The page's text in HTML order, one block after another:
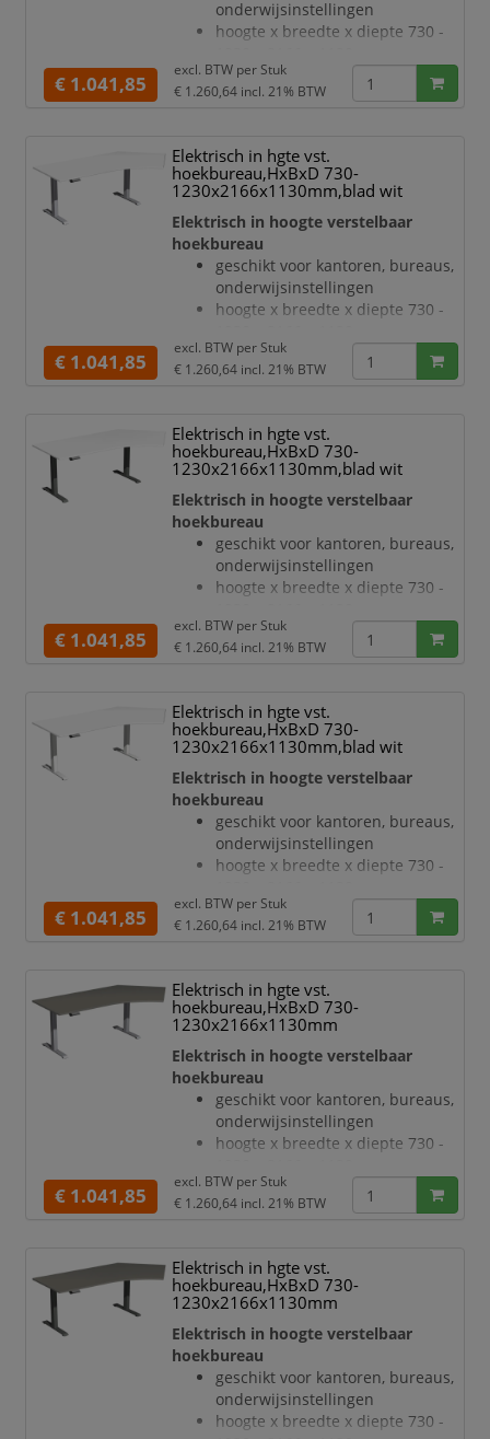
in antraciet
hoogteverstelling via 2
elektromotoren
Botsingbescherming
he
onderwijsinstellingen
hoogte x breedte x diepte 730 -
blad van hout met
onderhoudsvriendelijke
bladdikte 25 mm
draagvermogen 120 kg
verdieping rechts, hoek 135 °
geluidsniveau van 42 dB
T-voetonderstel van staal met
slag- en krasvaste poedercoating
in wit
hoogteverstelling via 2
elektromotoren
Botsingbescherming
hefsnelh
€ 1.041,85
excl. BTW per Stuk
€ 1.260,64 incl. 21% BTW
Elektrisch in hgte vst.
hoekbureau,HxBxD 730-
1230x2166x1130mm,blad wit
Elektrisch in hoogte verstelbaar
hoekbureau
geschikt voor kantoren, bureaus,
onderwijsinstellingen
hoogte x breedte x diepte 730 -
blad van hout met
onderhoudsvriendelijke
bladdikte 25 mm
draagvermogen 120 kg
verdieping rechts, hoek 135 °
geluidsniveau van 42 dB
T-voetonderstel van staal met
slag- en krasvaste poedercoating
in zilverkleurig
hoogteverstelling via 2
elektromotoren
Botsingbescherming
hefsn
€ 1.041,85
excl. BTW per Stuk
€ 1.260,64 incl. 21% BTW
Elektrisch in hgte vst.
hoekbureau,HxBxD 730-
1230x2166x1130mm,blad wit
Elektrisch in hoogte verstelbaar
hoekbureau
geschikt voor kantoren, bureaus,
onderwijsinstellingen
hoogte x breedte x diepte 730 -
blad van hout met
onderhoudsvriendelijke
bladdikte 25 mm
draagvermogen 120 kg
verdieping rechts, hoek 135 °
geluidsniveau van 42 dB
T-voetonderstel van staal met
slag- en krasvaste poedercoating
in antraciet
hoogteverstelling via 2
elektromotoren
hefsnelheid 30 mm/s
rand ABS
€ 1.041,85
excl. BTW per Stuk
€ 1.260,64 incl. 21% BTW
Elektrisch in hgte vst.
hoekbureau,HxBxD 730-
1230x2166x1130mm,blad wit
Elektrisch in hoogte verstelbaar
hoekbureau
geschikt voor kantoren, bureaus,
onderwijsinstellingen
hoogte x breedte x diepte 730 -
blad van hout met
onderhoudsvriendelijke
bladdikte 25 mm
draagvermogen 120 kg
geluidsniveau van 42 dB
T-voetonderstel van staal met
slag- en krasvaste poedercoating
in wit
hoogteverstelling via 2
elektromotoren
Botsingbescherming
hefsnelheid 30
€ 1.041,85
excl. BTW per Stuk
€ 1.260,64 incl. 21% BTW
Elektrisch in hgte vst.
hoekbureau,HxBxD 730-
1230x2166x1130mm
Elektrisch in hoogte verstelbaar
hoekbureau
geschikt voor kantoren, bureaus,
onderwijsinstellingen
hoogte x breedte x diepte 730 -
blad van hout met
onderhoudsvriendelijke
bladdikte 25 mm
draagvermogen 120 kg
geluidsniveau van 42 dB
T-voetonderstel van staal met
slag- en krasvaste poedercoating
in zilverkleurig
hoogteverstelling via 2
€ 1.041,85
excl. BTW per Stuk
€ 1.260,64 incl. 21% BTW
Elektrisch in hgte vst.
hoekbureau,HxBxD 730-
1230x2166x1130mm
Elektrisch in hoogte verstelbaar
hoekbureau
geschikt voor kantoren, bureaus,
onderwijsinstellingen
hoogte x breedte x diepte 730 -